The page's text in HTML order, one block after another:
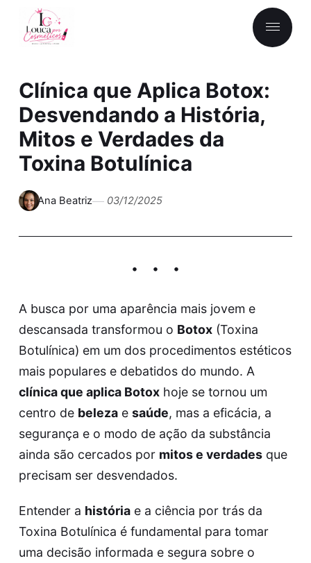
Clínica que Aplica Botox:
Desvendando a História,
Mitos e Verdades da
Toxina Botulínica
Ana Beatriz 03/12/2025
A busca por uma aparência mais jovem e
descansada transformou o Botox(Toxina
Botulínica) em um dos procedimentos estéticos
mais populares e debatidos do mundo. A
clínica que aplica Botoxhoje se tornou um
centro de belezae saúde, mas a eficácia, a
segurança e o modo de ação da substância
ainda são cercados por mitos e verdadesque
precisam ser desvendados.
Entender a históriae a ciência por trás da
Toxina Botulínica é fundamental para tomar
uma decisão informada e segura sobre o